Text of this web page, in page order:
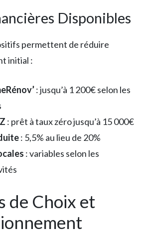
Disponibles
permettent de réduire
initial :
: jusqu’à 1 200€ selon les
: prêt à taux zéro jusqu’à 15 000€
: 5,5% au lieu de 20%
: variables selon les
de Choix et